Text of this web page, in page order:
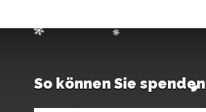
So können Sie spenden